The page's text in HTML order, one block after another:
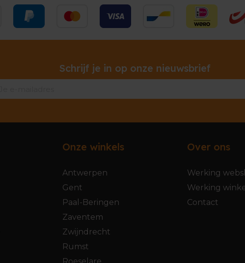
Schrijf je in op onze nieuwsbrief
Onze winkels
Antwerpen
Gent
Paal-Beringen
Zaventem
Zwijndrecht
Rumst
Over ons
Werking
Werking
Contact